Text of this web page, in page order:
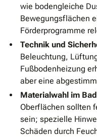
wie bodengleiche
Bewegungsflächen
Förderprogramme
Technik und
Beleuchtung,
Fußbodenheizung
aber eine
Materialwahl im
Oberflächen sollten
sein; spezielle
Schäden durch